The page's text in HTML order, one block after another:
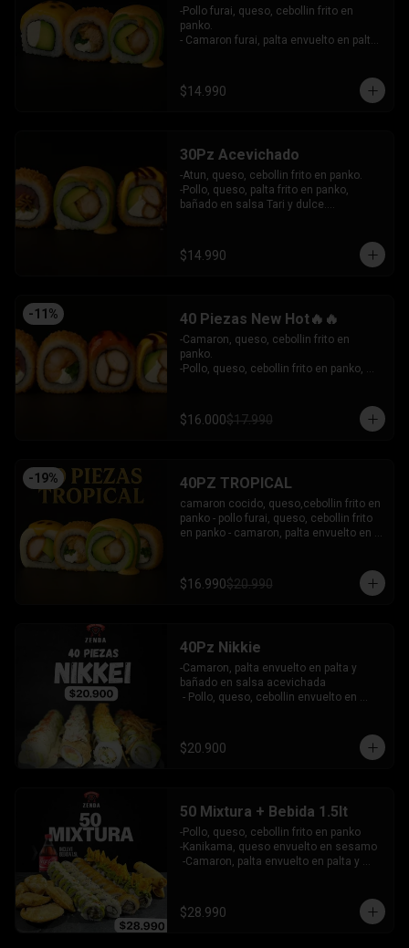
-Pollo furai, queso, cebollin frito en
panko.
- Camaron furai, palta envuelto en palta
queso y mango, bañado en salsa de
maracuya.
$14.990
30Pz Acevichado
-Atun, queso, cebollin frito en panko.
-Pollo, queso, palta frito en panko,
bañado en salsa Tari y dulce.
INCLUYE: 3 SALSAS - 2 PALITOS
$14.990
-11 % 40 Piezas New Hot🔥🔥
-Camaron, queso, cebollin frito en
panko.
-Pollo, queso, cebollin frito en panko,
bañado en salsa tari y dulce.
-Atun, queso, cebollin frito en panko.
$16.000$17.990
-19% 40PZ TROPICAL
camaron cocido, queso,cebollin frito en
panko - pollo furai, queso, cebollin frito
en panko - camaron, palta envuelto en
bañado en salsa de maracuya
INCLUYE: 3 SALSAS - 2 PALITOS
$16.990$20.990
40Pz Nikkie
-Camaron, palta envuelto en palta y
bañado en salsa acevichada
- Pollo, queso, cebollin envuelto en
guacamole y wantanes fritos
- Salmon, palta envuelto en nori frito en
$20.900
50 Mixtura + Bebida 1.5lt
-Pollo, queso, cebollin frito en panko
-Kanikama, queso envuelto en sesamo
-Camaron, palta envuelto en palta y
guacamole y nachos crocantes
- 5 arrollado primavera -  5 Gyosas
$28.990